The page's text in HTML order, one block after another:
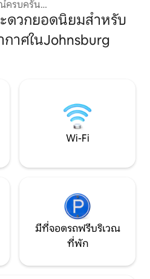
ำนวยความ
ข้าพักของคุณดี
มาย ดูคู่มือนำ
มเติม
สภาพอากาศที่อบ
ดวกยอดนิยมสำหรับ
าศในJohnsburg
Wi-Fi
มีที่จอดรถฟรีบริเวณ
ที่พัก